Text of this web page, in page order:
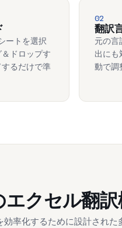
ートを選択
ドロップす
るだけで準
02
翻訳
元の言
出にも
動で調
クセル翻
率化するために設計された